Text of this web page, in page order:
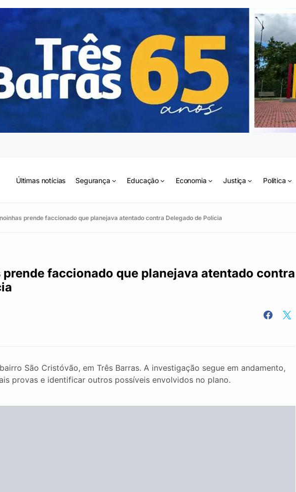
Últimas notícias Segurança Educação Economia Justiça Política
prende faccionado que planejava atentado contra Delegado de Polícia
prende faccionado que planejava atentado contra
São Cristóvão, em Três Barras. A investigação segue em andamento,
provas e identificar outros possíveis envolvidos no plano.